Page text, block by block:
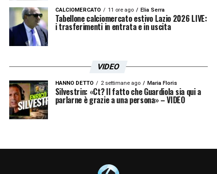
CALCIOMERCATO 11 ore ago Elia Serra
Tabellone calciomercato estivo Lazio 2026 LIVE:
i trasferimenti in entrata e in uscita
VIDEO
HANNO DETTO 2 settimane ago Maria Floris
Silvestrin: «Ct? Il fatto che Guardiola sia qui a
parlarne è grazie a una persona» – VIDEO